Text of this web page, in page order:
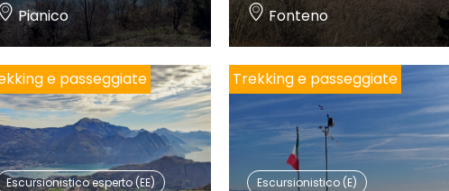
Pianico Fonteno
e passeggiate
Escursionistico esperto (EE)
Trekking e passeggiate
Escursionistico (E)